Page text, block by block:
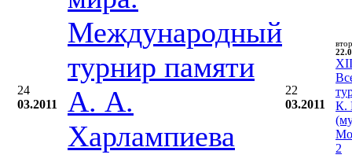
24
03.2011
Международный
турнир памяти
А. А.
Харлампиева
22
03.2011
К.
2